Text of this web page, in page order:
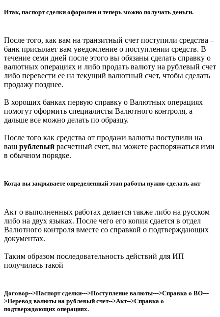
Итак, паспорт сделки оформлен и теперь можно получать деньги.
После того, как вам на транзитный счет поступили средства –
банк присылает вам уведомление о поступлении средств. В
течение семи дней после этого вы обязаны сделать справку о
валютных операциях и либо продать валюту на рублевый счет
либо перевести ее на текущий валютный счет, чтобы сделать
продажу позднее.
В хороших банках первую справку о Валютных операциях
помогут оформить специалисты Валютного контроля, а
дальше все можно делать по образцу.
После того как средства от продажи валюты поступили на
ваш рублевый расчетный счет, вы можете распоряжаться ими
в обычном порядке.
Когда вы закрываете определенный этап работы нужно сделать акт
Акт о выполненных работах делается также либо на русском
либо на двух языках. После чего его копия сдается в отдел
Валютного контроля вместе со справкой о подтверждающих
документах.
Таким образом последовательность действий для ИП
получилась такой
Договор-->Паспорт сделки--->Поступление валюты--->Справка о ВО---
>Перевод валюты на рублевый счет-->Акт-->Справка о
подтверждающих операциях.